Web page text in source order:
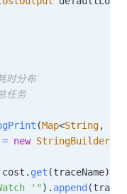
时分布
任务
(Map<String,
= new StringBuilder
cost . get (traceName)
'" ) . append (